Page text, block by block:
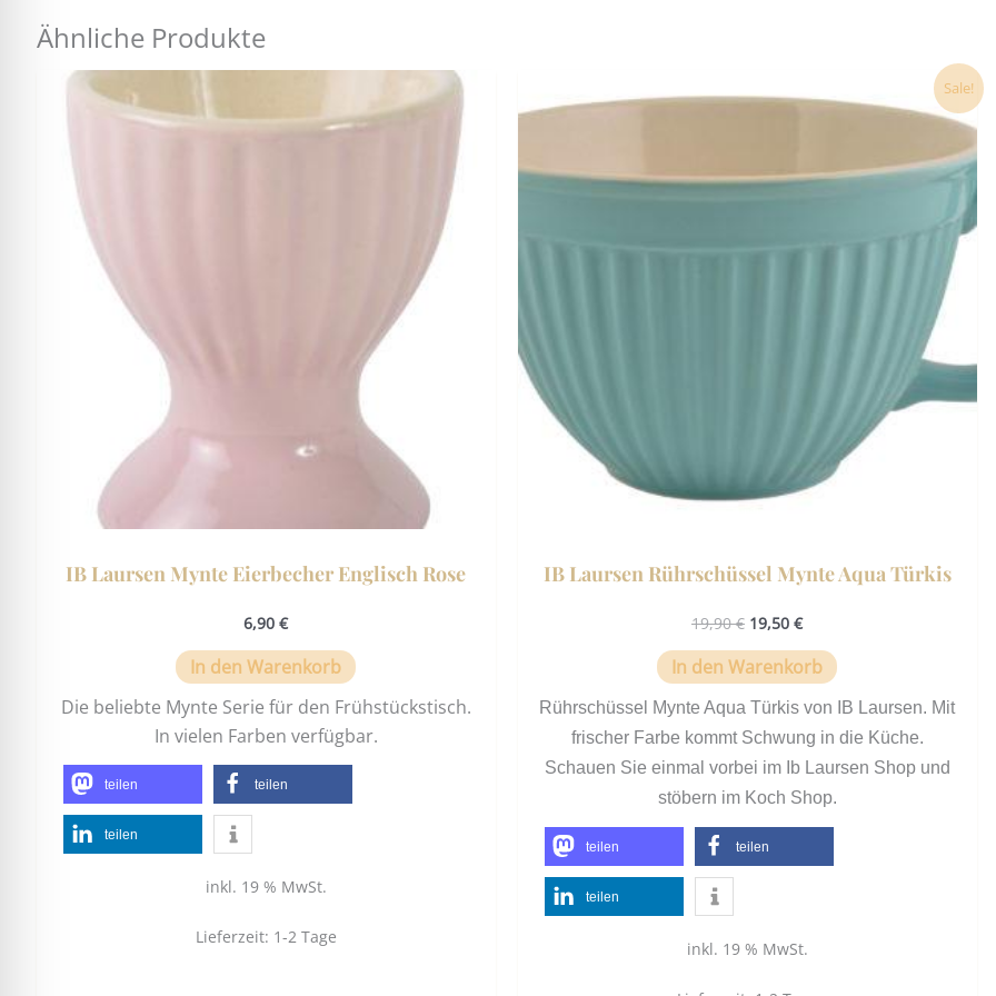
Ähnliche Produkte
IB Laursen Mynte Eierbecher Englisch Rose
6,90 €
In den Warenkorb
Die beliebte Mynte Serie für den Frühstückstisch.
In vielen Farben verfügbar.
teilen teilen
teilen
inkl. 19 % MwSt.
Lieferzeit: 1-2 Tage
Sale!
IB Laursen Rührschüssel Mynte Aqua Türkis
19,90€
Preis
19,50 €
Preis
In den Warenkorb
Rührschüssel Mynte Aqua Türkis von IB Laursen. Mit
frischer Farbe kommt Schwung in die Küche.
Schauen Sie einmal vorbei im Ib Laursen Shop und
stöbern im Koch Shop.
teilen teilen
teilen
inkl. 19 % MwSt.